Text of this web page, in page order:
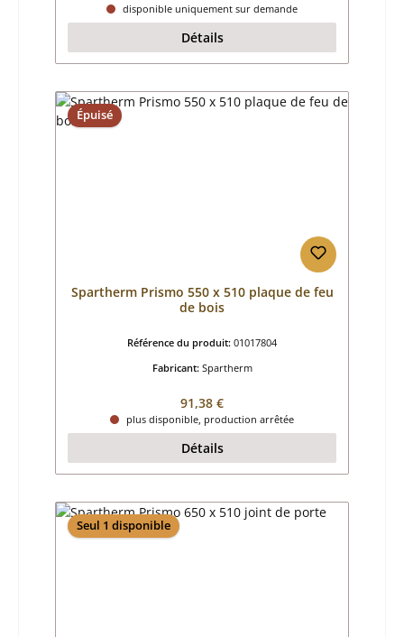
disponible uniquement sur demande
Détails
Épuisé
Spartherm Prismo 550 x 510 plaque de feu
de bois
Référence du produit: 01017804
Fabricant: Spartherm
Prix régulier :
91,38 €
plus disponible, production arrêtée
Détails
Seul 1 disponible